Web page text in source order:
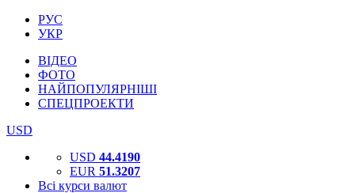
РУС
УКР
ВІДЕО
ФОТО
НАЙПОПУЛЯРНІШІ
СПЕЦПРОЕКТИ
USD
USD 44.4190
EUR 51.3207
Всі курси валют